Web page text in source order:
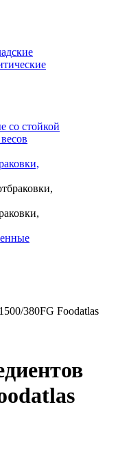
со стойкой
380FG Foodatlas